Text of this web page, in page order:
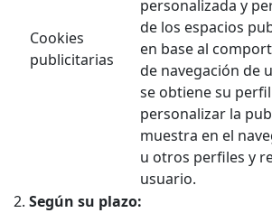
Cookies
publicitarias
personalizada y
de los espacios
en base al
de navegación de
se obtiene su
personalizar la
muestra en el
u otros perfiles y
usuario.
Según su plazo: